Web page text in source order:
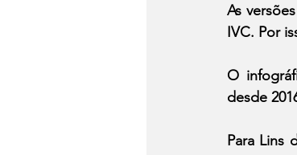
As
IVC. Por
O
desde
Para Lins